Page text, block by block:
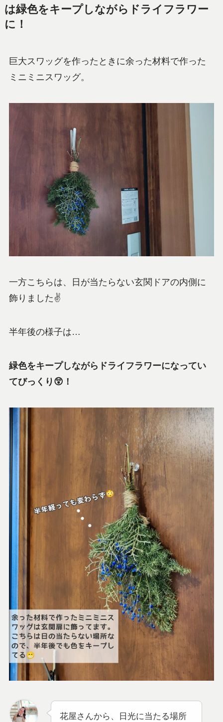
は緑色をキープしながらドライフラワー
に！
巨大スワッグを作ったときに余った材料で作った
ミニミニスワッグ。
一方こちらは、日が当たらない玄関ドアの内側に
飾りました✌
半年後の様子は…
緑色をキープしながらドライフラワーになってい
てびっくり😲！
花屋さんから、日光に当たる場所